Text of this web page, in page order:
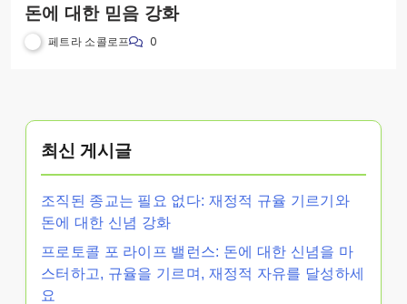
돈에 대한 믿음 강화
페트라 소콜로프 0
최신 게시글
조직된 종교는 필요 없다: 재정적 규율 기르기와
돈에 대한 신념 강화
프로토콜 포 라이프 밸런스: 돈에 대한 신념을 마
스터하고, 규율을 기르며, 재정적 자유를 달성하세
요